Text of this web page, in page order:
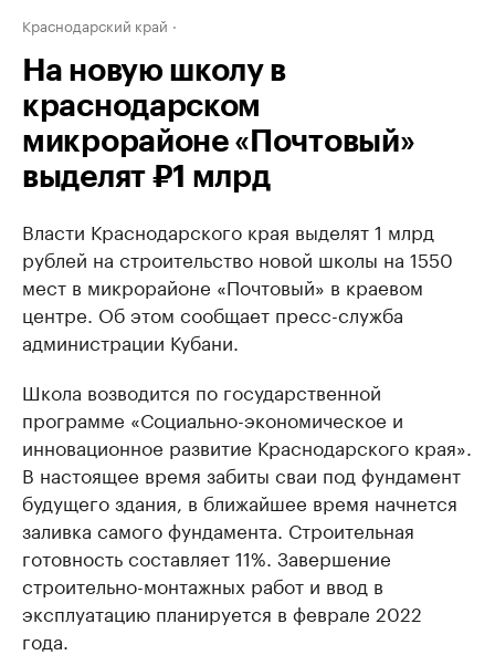
Краснодарский край
На новую школу в
краснодарском
микрорайоне «Почтовый»
выделят ₽1 млрд
Власти Краснодарского края выделят 1 млрд
рублей на строительство новой школы на 1550
мест в микрорайоне «Почтовый» в краевом
центре. Об этом сообщает пресс-служба
администрации Кубани.
Школа возводится по государственной
программе «Социально-экономическое и
инновационное развитие Краснодарского края».
В настоящее время забиты сваи под фундамент
будущего здания, в ближайшее время начнется
заливка самого фундамента. Строительная
готовность составляет 11%. Завершение
строительно-монтажных работ и ввод в
эксплуатацию планируется в феврале 2022
года.